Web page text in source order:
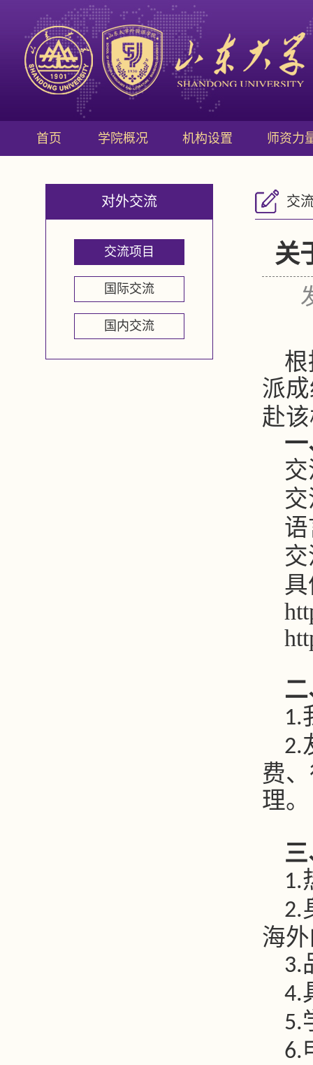
首页 学院概况 机构设置 师资力
对外交流
交流项目
国际交流
国内交流
交
关
派
赴
1.
2.
费
理。
1.
2.
海
3.
4.
5.
6.